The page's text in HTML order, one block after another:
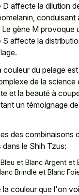
D affecte la dilution
conduisant
gène M provoque
S affecte la
couleur du pelage
de la science
et la beauté à
un témoignage
des combinaisons
le Shih Tzus:
et Blanc Argent et
Brindle et Blanc
couleur que l'on